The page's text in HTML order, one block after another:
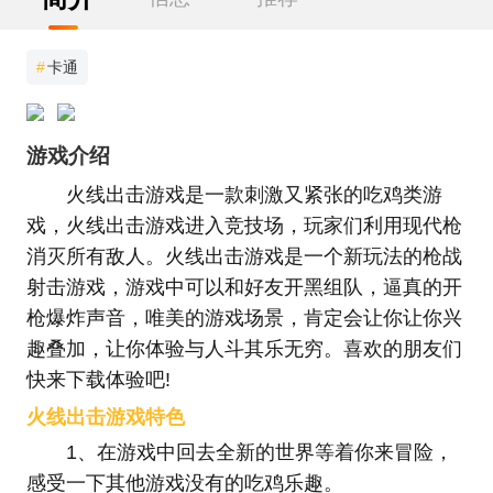
#卡通
游戏介绍
火线出击游戏是一款刺激又紧张的吃鸡类游
戏，火线出击游戏进入竞技场，玩家们利用现代枪
消灭所有敌人。火线出击游戏是一个新玩法的枪战
射击游戏，游戏中可以和好友开黑组队，逼真的开
枪爆炸声音，唯美的游戏场景，肯定会让你让你兴
趣叠加，让你体验与人斗其乐无穷。喜欢的朋友们
快来下载体验吧!
火线出击游戏特色
1、在游戏中回去全新的世界等着你来冒险，
感受一下其他游戏没有的吃鸡乐趣。